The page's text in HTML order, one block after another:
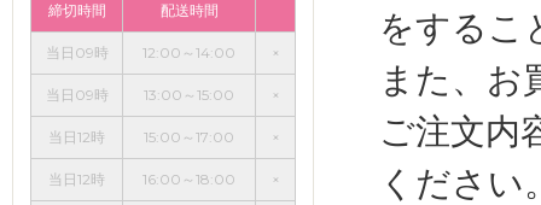
締切時間 配送時間
当日09時 12:00～14:00 ×
当日09時 13:00～15:00 ×
当日12時 15:00～17:00 ×
当日12時 16:00～18:00 ×
をするこ
また、お
ご注文内
ください